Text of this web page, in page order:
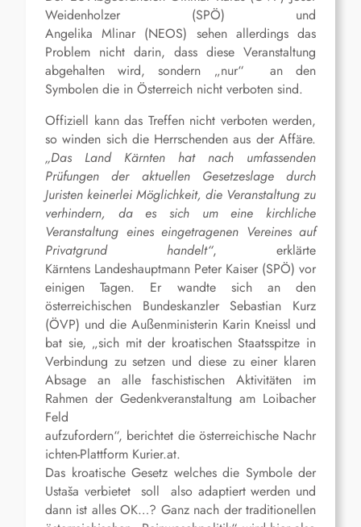
Weidenholzer (SPÖ) und
Angelika Mlinar (NEOS) sehen allerdings das
Problem nicht darin, dass diese Veranstaltung
abgehalten wird, sondern „nur“ an den
Symbolen die in Österreich nicht verboten sind.
Offiziell kann das Treffen nicht verboten werden,
so winden sich die Herrschenden aus der Affäre.
„Das Land Kärnten hat nach umfassenden
Prüfungen der aktuellen Gesetzeslage durch
Juristen keinerlei Möglichkeit, die Veranstaltung zu
verhindern, da es sich um eine kirchliche
Veranstaltung eines eingetragenen Vereines auf
Privatgrund handelt“, erklärte
Kärntens Landeshauptmann Peter Kaiser (SPÖ) vor
einigen Tagen. Er wandte sich an den
österreichischen Bundeskanzler Sebastian Kurz
(ÖVP) und die Außenministerin Karin Kneissl und
bat sie, „sich mit der kroatischen Staatsspitze in
Verbindung zu setzen und diese zu einer klaren
Absage an alle faschistischen Aktivitäten im
Rahmen der Gedenkveranstaltung am Loibacher
Feld
aufzufordern“, berichtet die österreichische Nachr
ichten-Plattform Kurier.at.
Das kroatische Gesetz welches die Symbole der
Ustaša verbietet soll also adaptiert werden und
dann ist alles OK…? Ganz nach der traditionellen